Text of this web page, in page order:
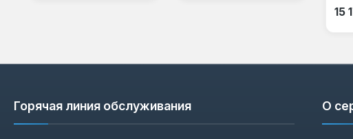
15
Горячая линия обслуживания О